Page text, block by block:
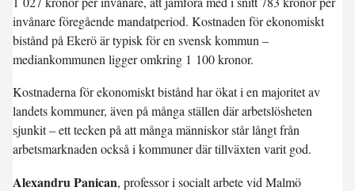
invånare föregående mandatperiod. Kostnaden för ekonomiskt
bistånd på Ekerö är typisk för en svensk kommun –
mediankommunen ligger omkring 1 100 kronor.
Kostnaderna för ekonomiskt bistånd har ökat i en majoritet av
landets kommuner, även på många ställen där arbetslösheten
sjunkit – ett tecken på att många människor står långt från
arbetsmarknaden också i kommuner där tillväxten varit god.
Alexandru Panican, professor i socialt arbete vid Malmö